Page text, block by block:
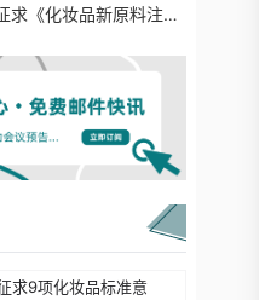
最新！中检院公开征求《化妆品新原料注册备案资料技术通则》（附重点关注）
求9项化妆品标准意